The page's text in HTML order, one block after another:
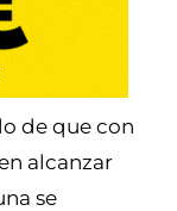
de que con
alcanzar
se